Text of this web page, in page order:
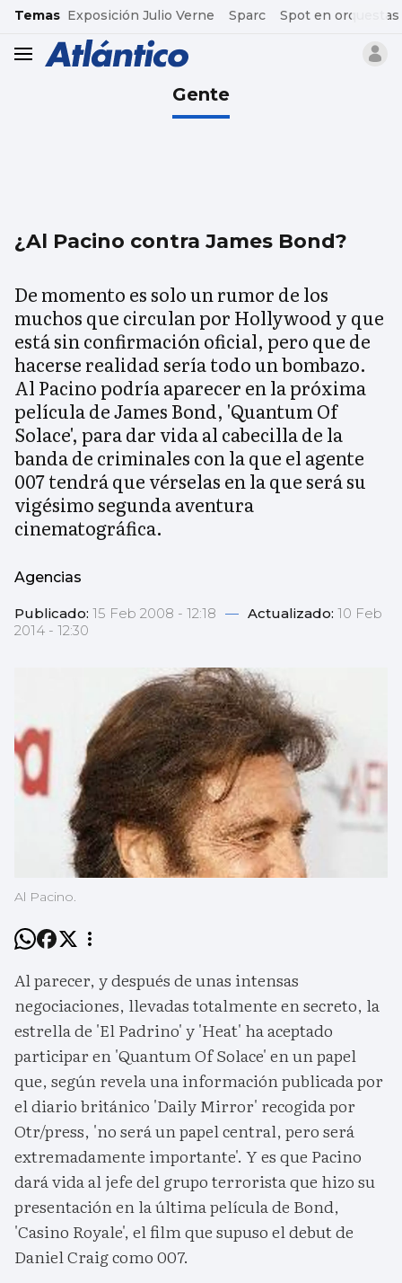
common.go-to-content
Temas Exposición Julio Verne Sparc Spot en orquestas
header.menu.open
Gente
¿Al Pacino contra James Bond?
De momento es solo un rumor de los
muchos que circulan por Hollywood y que
está sin confirmación oficial, pero que de
hacerse realidad sería todo un bombazo.
Al Pacino podría aparecer en la próxima
película de James Bond, 'Quantum Of
Solace', para dar vida al cabecilla de la
banda de criminales con la que el agente
007 tendrá que vérselas en la que será su
vigésimo segunda aventura
cinematográfica.
Agencias
Publicado: 15 Feb 2008 - 12:18 — Actualizado: 10 Feb
2014 - 12:30
Al Pacino.
Al parecer, y después de unas intensas
negociaciones, llevadas totalmente en secreto, la
estrella de 'El Padrino' y 'Heat' ha aceptado
participar en 'Quantum Of Solace' en un papel
que, según revela una información publicada por
el diario británico 'Daily Mirror' recogida por
Otr/press, 'no será un papel central, pero será
extremadamente importante'. Y es que Pacino
dará vida al jefe del grupo terrorista que hizo su
presentación en la última película de Bond,
'Casino Royale', el film que supuso el debut de
Daniel Craig como 007.